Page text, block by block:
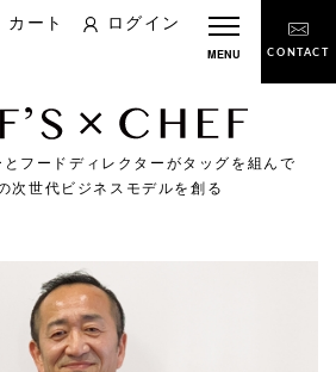
カート ログイン
MENU CONTACT
フードディレクターがタッグを組んで
次世代ビジネスモデルを創る